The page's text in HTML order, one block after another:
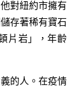
對紐約市擁有
存著稀有寶石
片岩」，年齡
的人。在疫情